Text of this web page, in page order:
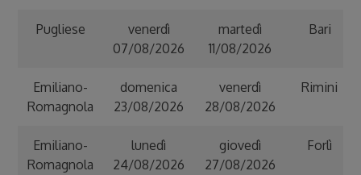
Pugliese
venerdì
07/08/2026
martedì
11/08/2026
Bari
Emiliano-
Romagnola
domenica
23/08/2026
venerdì
28/08/2026
Rimini
Emiliano-
Romagnola
lunedì
24/08/2026
giovedì
27/08/2026
Forlì